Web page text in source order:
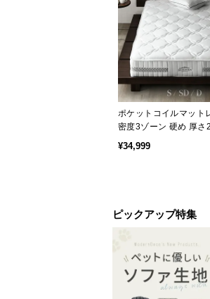
ポケットコイルマット
密度3ゾーン 硬め 厚さ
¥34,999
ピックアップ特集